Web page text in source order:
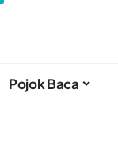
Pojok Baca